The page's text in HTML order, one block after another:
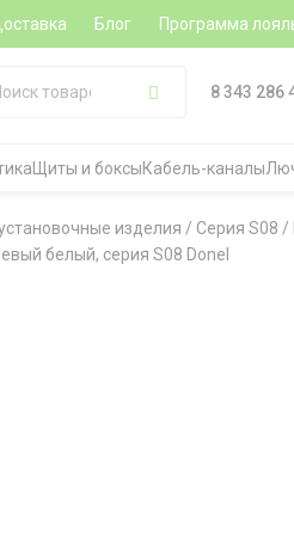
Блог Программа
8 343 286
Щиты и боксыКабель-каналы
изделия / Серия S08 /
белый, серия S08 Donel